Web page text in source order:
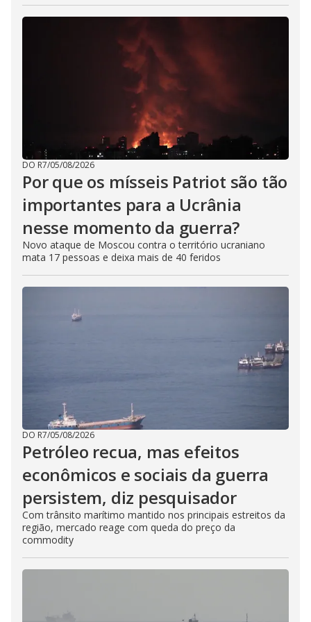
DO R7/05/08/2026
Por que os mísseis Patriot são tão
importantes para a Ucrânia
nesse momento da guerra?
Novo ataque de Moscou contra o território ucraniano
mata 17 pessoas e deixa mais de 40 feridos
DO R7/05/08/2026
Petróleo recua, mas efeitos
econômicos e sociais da guerra
persistem, diz pesquisador
Com trânsito marítimo mantido nos principais estreitos da
região, mercado reage com queda do preço da
commodity